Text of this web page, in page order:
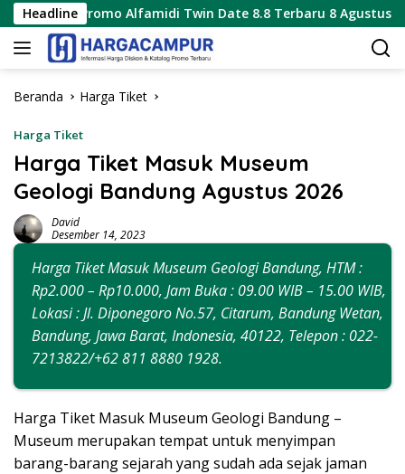
Langsung
ke
konten
Headline
Alfamidi Twin Date 8.8 Terbaru 8 Agustus 2026 Hanya 1
Beranda Harga Tiket
Harga Tiket
Harga Tiket Masuk Museum
Geologi Bandung Agustus 2026
David
Desember 14, 2023
Harga Tiket Masuk Museum Geologi Bandung, HTM :
Rp2.000 – Rp10.000, Jam Buka : 09.00 WIB – 15.00 WIB,
Lokasi : Jl. Diponegoro No.57, Citarum, Bandung Wetan,
Bandung, Jawa Barat, Indonesia, 40122, Telepon : 022-
7213822/+62 811 8880 1928.
Harga Tiket Masuk Museum Geologi Bandung –
Museum merupakan tempat untuk menyimpan
barang-barang sejarah yang sudah ada sejak jaman